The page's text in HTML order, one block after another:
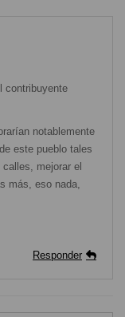
contribuyente
notablemente
este pueblo tales
mejorar el
más, eso nada,
Responder